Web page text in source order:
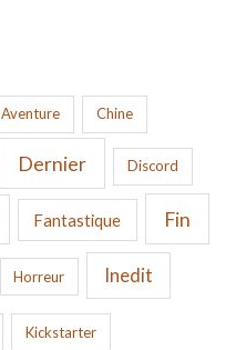
Aventure Chine
Dernier Discord
Fantastique Fin
Horreur Inedit
Kickstarter